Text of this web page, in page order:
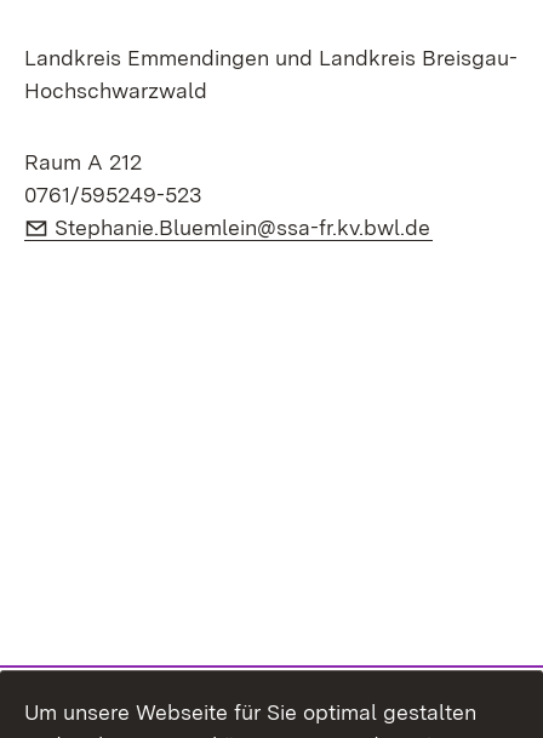
Landkreis Emmendingen und Landkreis Breisgau-
Hochschwarzwald
Raum A 212
0761/595249-523
E-Mail:
Stephanie.Bluemlein@ssa-fr.kv.bwl.de
Um unsere Webseite für Sie optimal gestalten